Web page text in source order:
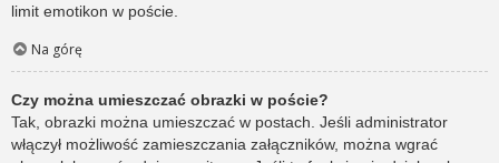
limit emotikon w poście.
Na górę
Czy można umieszczać obrazki w poście?
Tak, obrazki można umieszczać w postach. Jeśli administrator
włączył możliwość zamieszczania załączników, można wgrać